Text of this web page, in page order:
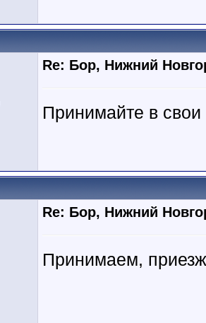
Re: Бор, Нижний
Принимайте в
Re: Бор, Нижний
Принимаем,